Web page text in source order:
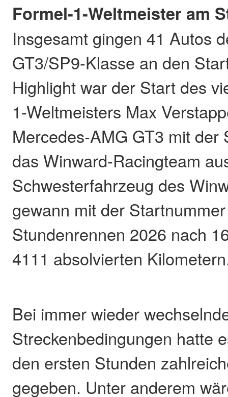
Formel-1-Weltmeister am
Insgesamt gingen 41 Autos
GT3/SP9-Klasse an den
Highlight war der Start des
1-Weltmeisters Max
Mercedes-AMG GT3 mit der
das Winward-Racingteam
Schwesterfahrzeug des
gewann mit der
Stundenrennen 2026 nach
4111 absolvierten
Bei immer wieder
Streckenbedingungen hatte
den ersten Stunden
gegeben. Unter anderem